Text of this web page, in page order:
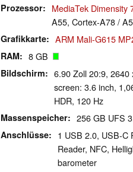
Prozessor
MediaTek Dimensity
A55, Cortex-A78 /
Grafikkarte ARM Mali-G615
RAM 8 GB
Bildschirm
6.90 Zoll 20:9,
screen: 3.6 inch,
HDR, 120 Hz
Massenspeicher 256 GB UFS
Anschlüsse
1 USB 2.0, USB-C
Reader, NFC,
barometer